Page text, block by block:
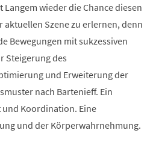
wieder die Chance diesen
aktuellen Szene zu erlernen, denn
Bewegungen mit sukzessiven
Steigerung des
und Erweiterung der
nach Bartenieff. Ein
Koordination. Eine
und der Körperwahrnehmung.